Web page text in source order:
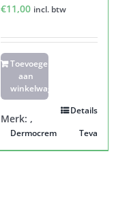
€11,00 incl. btw
Toevoegen
aan
winkelwagen
Details
Merk:
Dermocrem
,
Teva